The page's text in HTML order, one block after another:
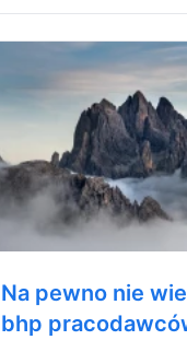
Na pewno nie
bhp